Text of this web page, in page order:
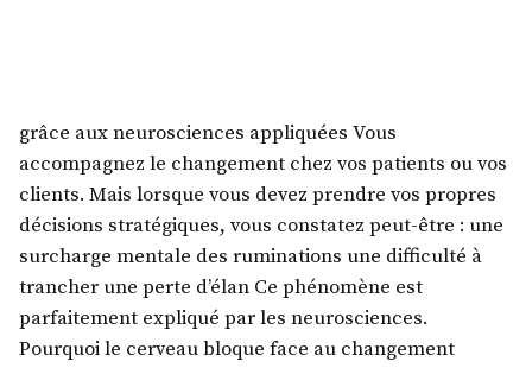
grâce aux neurosciences appliquées Vous
accompagnez le changement chez vos patients ou vos
clients. Mais lorsque vous devez prendre vos propres
décisions stratégiques, vous constatez peut-être : une
surcharge mentale des ruminations une difficulté à
trancher une perte d’élan Ce phénomène est
parfaitement expliqué par les neurosciences.
Pourquoi le cerveau bloque face au changement